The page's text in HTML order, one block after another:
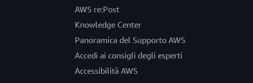
AWS re:Post
Knowledge Center
Panoramica del Supporto AWS
Accedi ai consigli degli esperti
Accessibilità AWS